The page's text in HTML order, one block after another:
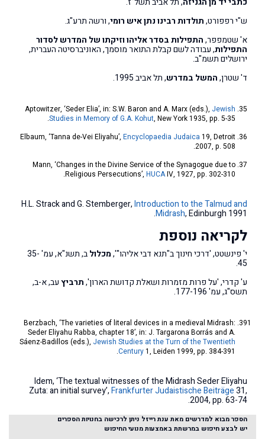
ש"י רפפורט,תולדות רבינו נתן איש רומי, ורשה תרע"ג.
א' שטמפפר,התפילות בסדר אליהו וזיקתו של המדרש לסדור
התפילות, עבודה לשם קבלת התואר מוסמך, האוניברסיטה העברית,
ירושלים תשמ"ב.
ד' שטרן,המשל במדרש, תל אביב 1995.
Aptowitzer, ‘Seder Elia’, in: S.W. Baron and A. Marx (eds.), Jewish
Studies in Memory of G.A. Kohut, New York 1935, pp. 5-35.
Elbaum, ‘Tanna de-Vei Eliyahu’, Encyclopaedia Judaica 19, Detroit
2007, p. 508.
Mann, ‘Changes in the Divine Service of the Synagogue due to
Religious Persecutions’, HUCAIV, 1927, pp. 302-310.
H.L. Strack and G. Stemberger,Introduction to the Talmud and
Midrash, Edinburgh 1991.
לקריאה נוספת
י' פינשטט, 'דרכי חינוך ב"תנא דבי אליהו"',מכלול ב, תשנ"א, עמ' 35-
45.
ע' קדרי, 'על פרות מזמרות ושאלת קדושת הארון',תרביץעב, א-ב,
תשס"ג, עמ' 177-196.
Berzbach, ‘The varieties of literal devices in a medieval Midrash:
Seder Eliyahu Rabba, chapter 18’, in: J. Targarona Borrás and A.
Sáenz-Badillos (eds.), Jewish Studies at the Turn of the Twentieth
Century1, Leiden 1999, pp. 384-391.
Idem, ‘The textual witnesses of the Midrash Seder Eliyahu
Zuta: an initial survey’,Frankfurter Judaistische Beiträge31,
2004, pp. 63-74.
הספר מבוא למדרשים מאת ענת רייזל ניתן לרכישה בחנויות הספרים
יש לבצע חיפוש במרשתת באמצעות מנועי החיפוש